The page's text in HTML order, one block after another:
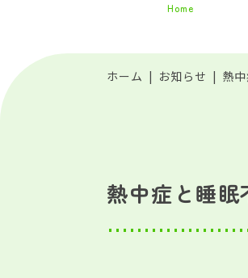
Home
ホーム お知らせ 熱
熱中症と睡眠